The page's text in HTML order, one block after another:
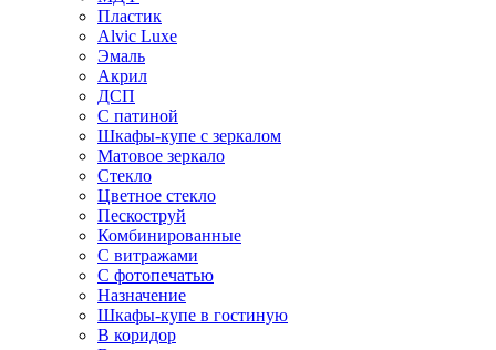
Пластик
Alvic Luxe
Эмаль
Акрил
ДСП
С патиной
Шкафы-купе с зеркалом
Матовое зеркало
Стекло
Цветное стекло
Пескоструй
Комбинированные
С витражами
С фотопечатью
Назначение
Шкафы-купе в гостиную
В коридор